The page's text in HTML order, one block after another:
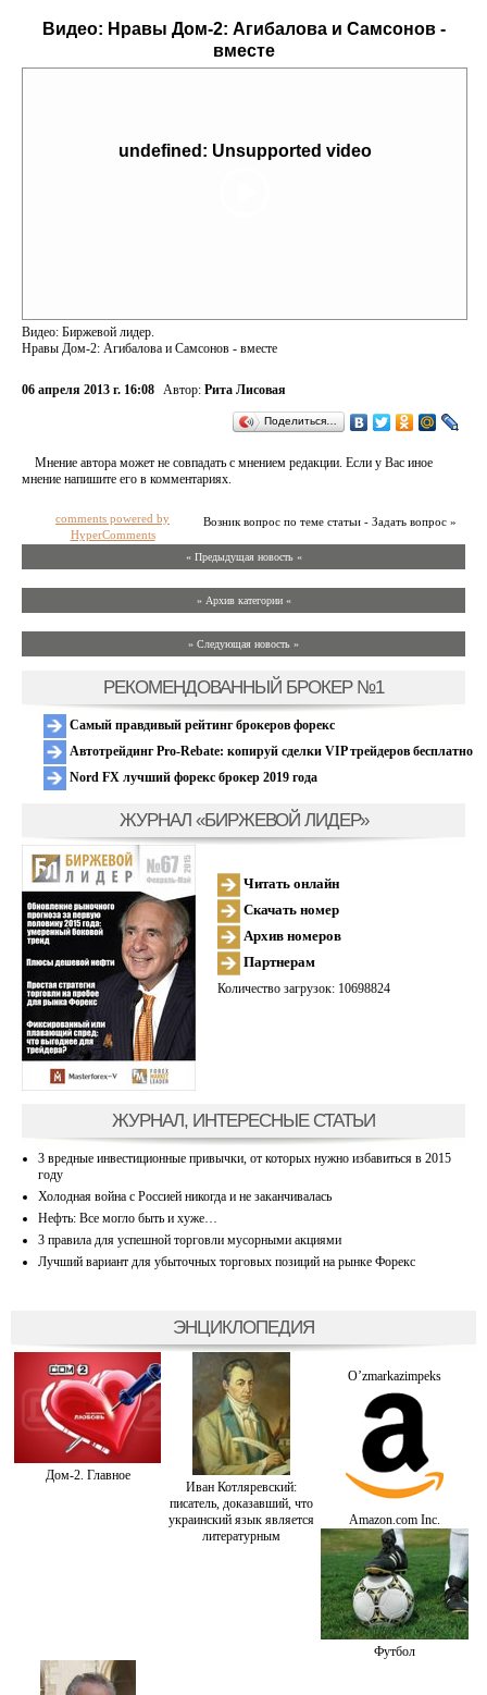
Видео: Нравы Дом-2: Агибалова и Самсонов -
вместе
undefined: Unsupported video
Видео: Биржевой лидер.
Нравы Дом-2: Агибалова и Самсонов - вместе
06 апреля 2013 г. 16:08 Автор: Рита Лисовая
Поделиться…
Мнение автора может не совпадать с мнением редакции. Если у Вас иное
мнение напишите его в комментариях.
Возник вопрос по теме статьи - Задать вопрос »
comments powered by
HyperComments
« Предыдущая новость «
» Архив категории «
» Следующая новость »
РЕКОМЕНДОВАННЫЙ БРОКЕР №1
Самый правдивый рейтинг брокеров форекс
Автотрейдинг Pro-Rebate: копируй сделки VIP трейдеров бесплатно
Nord FX лучший форекс брокер 2019 года
ЖУРНАЛ «БИРЖЕВОЙ ЛИДЕР»
Читать онлайн
Скачать номер
Архив номеров
Партнерам
Количество загрузок: 10698824
ЖУРНАЛ, ИНТЕРЕСНЫЕ СТАТЬИ
3 вредные инвестиционные привычки, от которых нужно избавиться в 2015
году
Холодная война с Россией никогда и не заканчивалась
Нефть: Все могло быть и хуже…
3 правила для успешной торговли мусорными акциями
Лучший вариант для убыточных торговых позиций на рынке Форекс
ЭНЦИКЛОПЕДИЯ
Дом-2. Главное
Иван Котляревский:
писатель, доказавший, что
украинский язык является
литературным
O’zmarkazimpeks
Amazon.com Inc.
Футбол